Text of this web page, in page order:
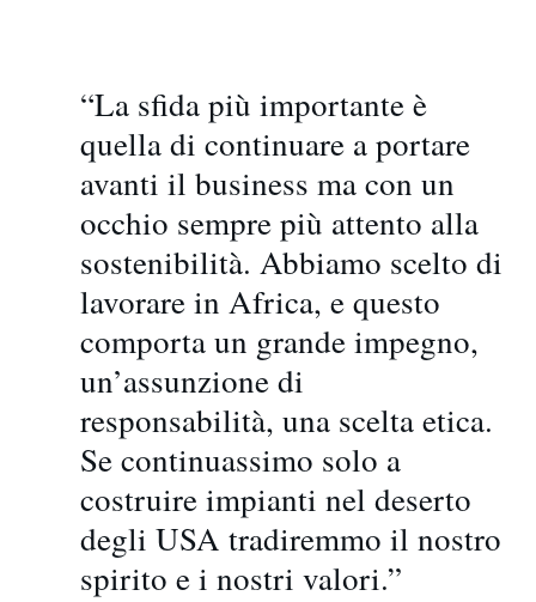
“La sfida più importante è
quella di continuare a portare
avanti il business ma con un
occhio sempre più attento alla
sostenibilità. Abbiamo scelto di
lavorare in Africa, e questo
comporta un grande impegno,
un’assunzione di
responsabilità, una scelta etica.
Se continuassimo solo a
costruire impianti nel deserto
degli USA tradiremmo il nostro
spirito e i nostri valori.”